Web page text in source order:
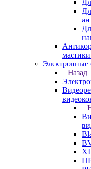
Электронные
Назад